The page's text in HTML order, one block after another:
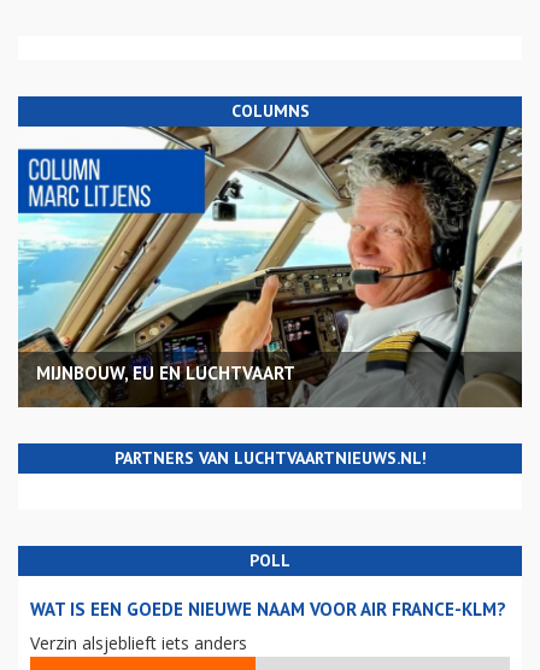
COLUMNS
MIJNBOUW, EU EN LUCHTVAART
PARTNERS VAN LUCHTVAARTNIEUWS.NL!
POLL
WAT IS EEN GOEDE NIEUWE NAAM VOOR AIR FRANCE-KLM?
Verzin alsjeblieft iets anders